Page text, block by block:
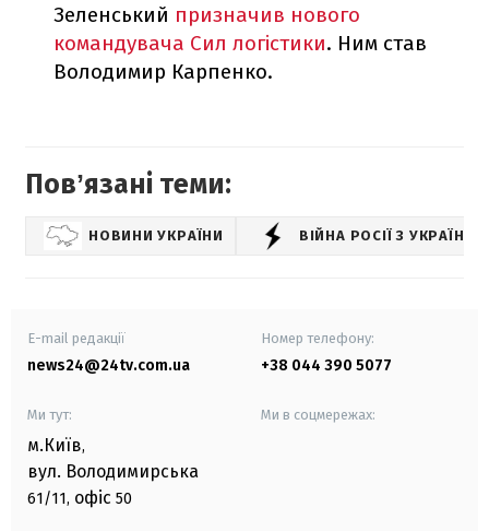
Зеленський призначив нового
командувача Сил логістики. Ним став
Володимир Карпенко.
Повʼязані теми:
НОВИНИ УКРАЇНИ ВІЙНА РОСІЇ З
E-mail редакції
news24@24tv.com.ua
Номер телефону:
+38 044 390 5077
Ми тут:
м.Київ,
вул. Володимирська
61/11, офіс 50
Ми в соцмережах: